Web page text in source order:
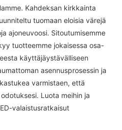
Kahdeksan kirkkainta
tuomaan eloisia värejä
ajoneuvoosi. Sitoutumisemme
tuotteemme jokaisessa osa-
käyttäjäystävälliseen
asennusprosessin ja
varmistaen, että
Luota meihin ja
valaistusratkaisut